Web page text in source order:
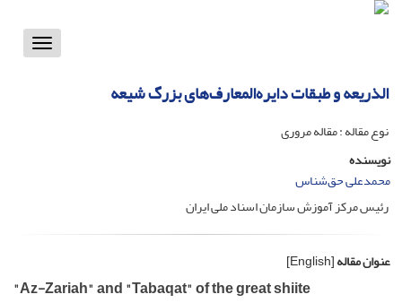
Toggle
الذریعه و طبقات دایره‌المعارف‌های بزرگ شیعه
نوع مقاله : مقاله مروری
نویسنده
محمدعلی حق‌شناس
رئیس مرکز آموزش سازمان اسناد ملی ایران
عنوان مقاله[English]
"Az-Zariah" and "Tabaqat" of the great shiite